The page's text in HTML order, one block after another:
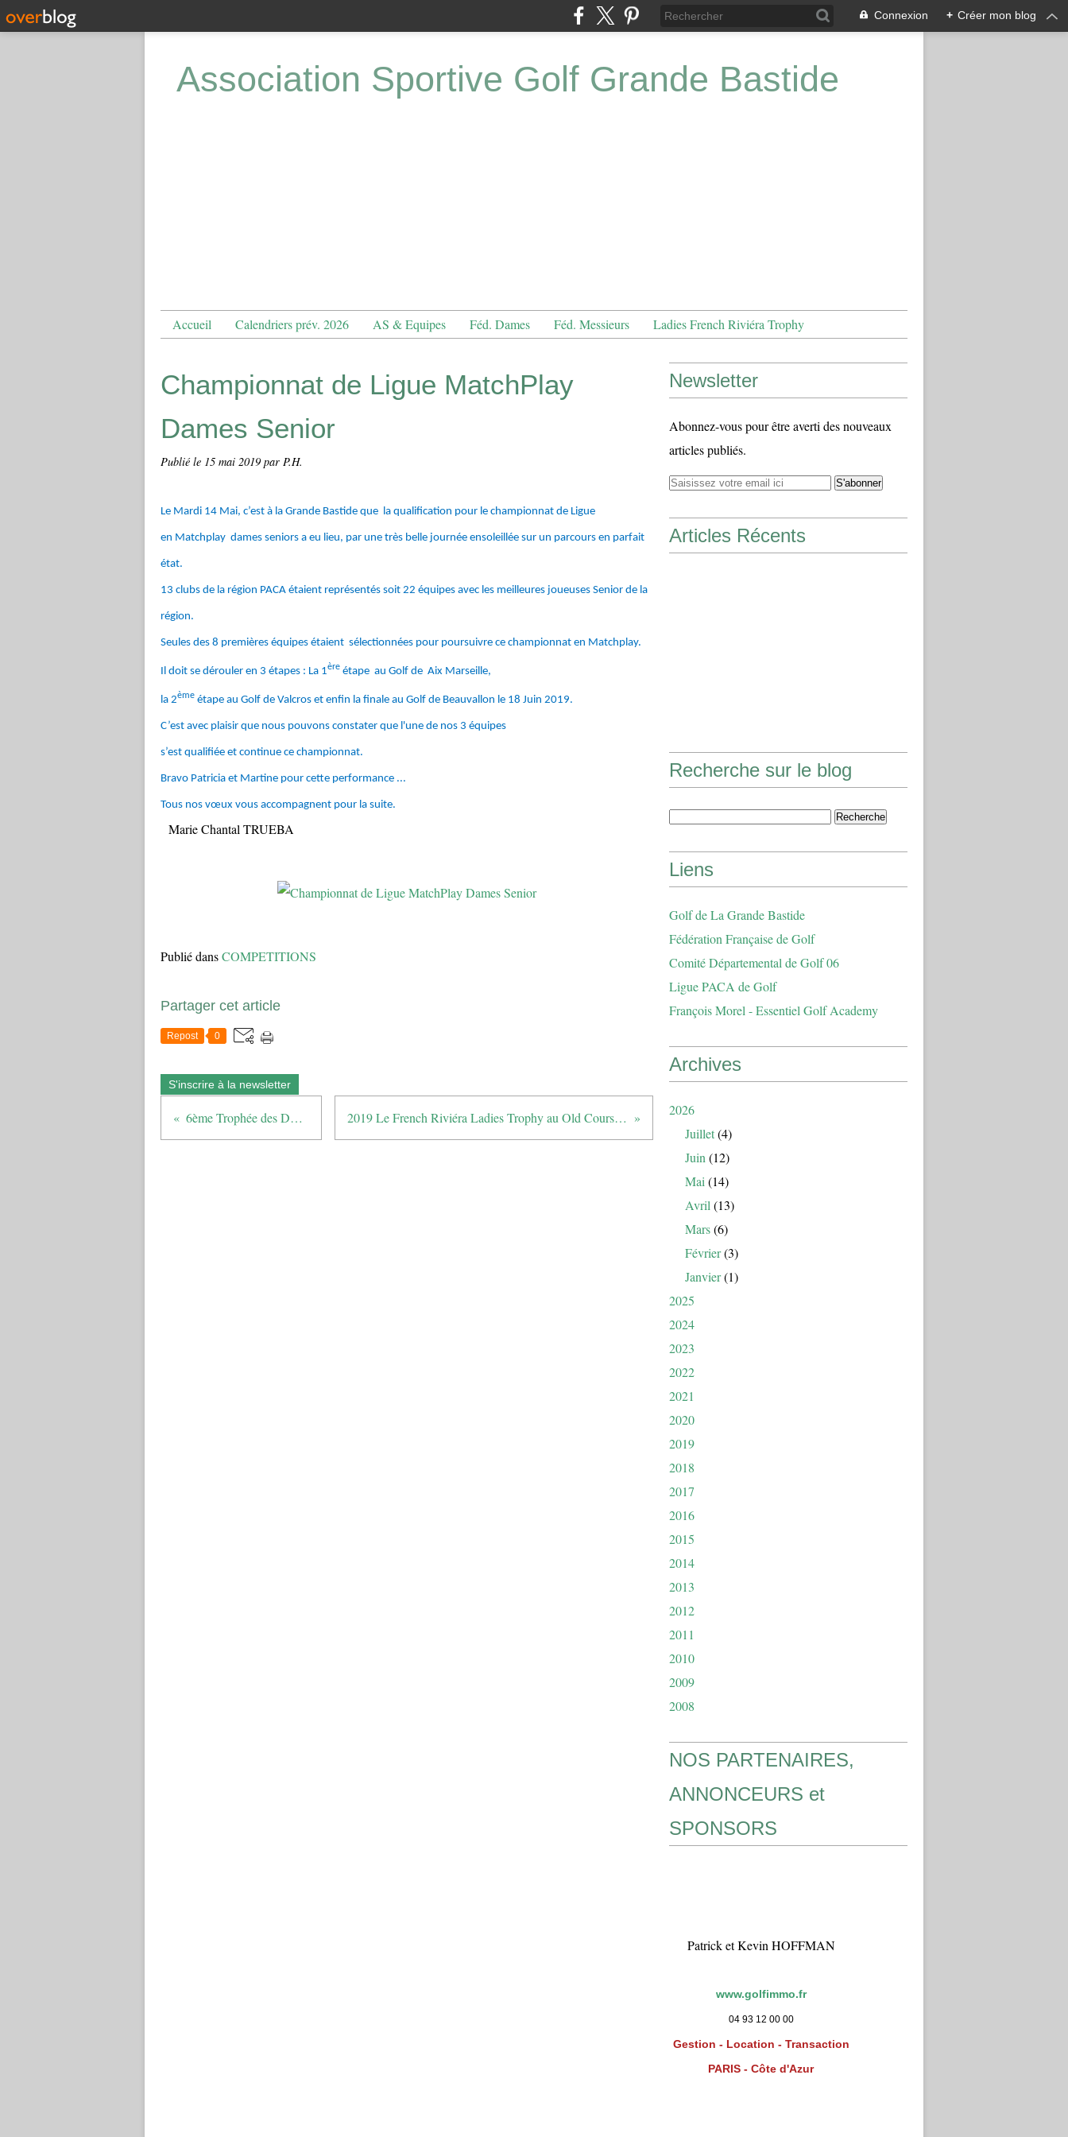
Connexion + Créer mon blog
Association Sportive Golf Grande Bastide
Accueil Calendriers prév. 2026 AS & Equipes Féd. Dames Féd. Messieurs Ladies French Riviéra Trophy
Championnat de Ligue MatchPlay
Dames Senior
Publié le 15 mai 2019 par P.H.
Le Mardi 14 Mai, c’est à la Grande Bastide que la qualification pour le championnat de Ligue
en Matchplay dames seniors a eu lieu, par une très belle journée ensoleillée sur un parcours en parfait
état.
13 clubs de la région PACA étaient représentés soit 22 équipes avec les meilleures joueuses Senior de la
région.
Seules des 8 premières équipes étaient sélectionnées pour poursuivre ce championnat en Matchplay.
Il doit se dérouler en 3 étapes : La 1ère étape au Golf de Aix Marseille,
la 2ème étape au Golf de Valcros et enfin la finale au Golf de Beauvallon le 18 Juin 2019.
C’est avec plaisir que nous pouvons constater que l'une de nos 3 équipes
s’est qualifiée et continue ce championnat.
Bravo Patricia et Martine pour cette performance ...
Tous nos vœux vous accompagnent pour la suite.
Marie Chantal TRUEBA
Publié dansCOMPETITIONS
Partager cet article
Repost 0
S'inscrire à la newsletter
6ème Trophée des Domaines Ott 2019 Le French Riviéra Ladies Trophy au Old Course Golf de Mandelieu
Newsletter
Abonnez-vous pour être averti des nouveaux
articles publiés.
Articles Récents
Recherche sur le blog
Liens
Golf de La Grande Bastide
Fédération Française de Golf
Comité Départemental de Golf 06
Ligue PACA de Golf
François Morel - Essentiel Golf Academy
Archives
2026
Juillet(4)
Juin (12)
Mai (14)
Avril (13)
Mars(6)
Février(3)
Janvier(1)
2025
2024
2023
2022
2021
2020
2019
2018
2017
2016
2015
2014
2013
2012
2011
2010
2009
2008
NOS PARTENAIRES,
ANNONCEURS et
SPONSORS
Patrick et Kevin HOFFMAN
www.golfimmo.fr
04 93 12 00 00
Gestion - Location - Transaction
PARIS - Côte d'Azur